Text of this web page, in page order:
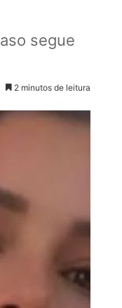
segue
2 minutos de leitura